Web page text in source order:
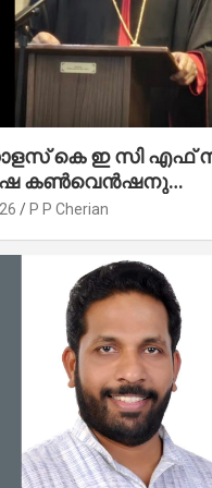
എഫ് സംയുക്ത
കൺവെൻഷനു
തുടക്കം
P P Cherian